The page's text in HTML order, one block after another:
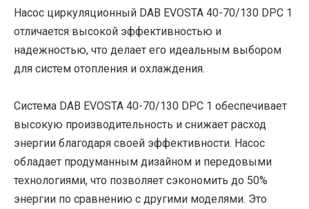
Насос циркуляционный DAB EVOSTA 40-70/130 DPC 1
отличается высокой эффективностью и
надежностью, что делает его идеальным выбором
для систем отопления и охлаждения.
Система DAB EVOSTA 40-70/130 DPC 1 обеспечивает
высокую производительность и снижает расход
энергии благодаря своей эффективности. Насос
обладает продуманным дизайном и передовыми
технологиями, что позволяет сэкономить до 50%
энергии по сравнению с другими моделями. Это